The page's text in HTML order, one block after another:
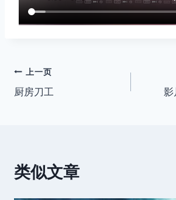
文
章
上一页
厨房刀工 影
类似文章